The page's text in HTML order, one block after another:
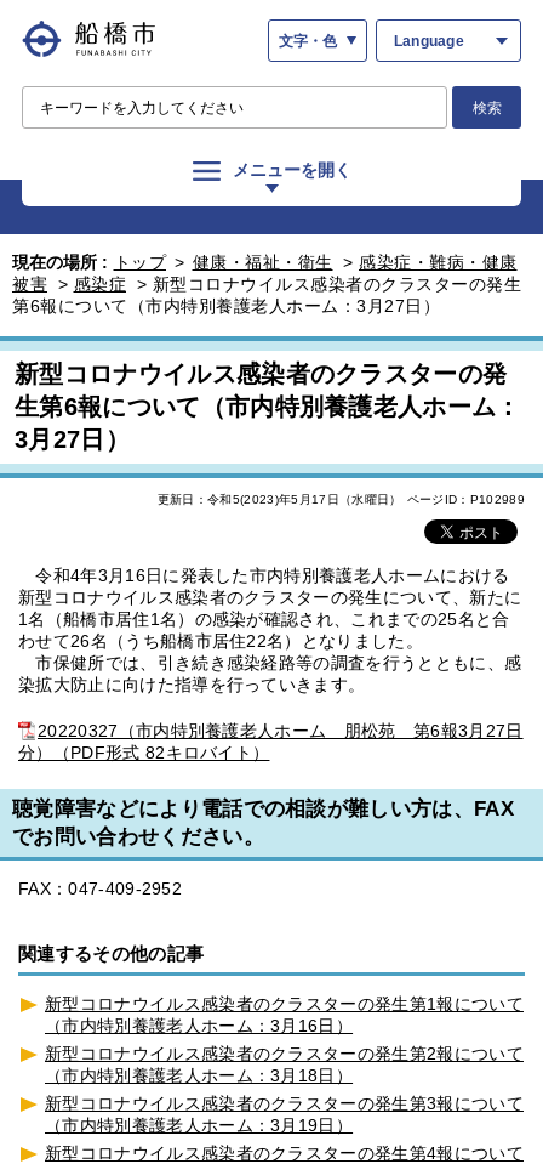
文字・色 Language
検索
メニューを開く
現在の場所 : トップ > 健康・福祉・衛生 > 感染症・難病・健康
被害 > 感染症 > 新型コロナウイルス感染者のクラスターの発生
第6報について（市内特別養護老人ホーム：3月27日）
新型コロナウイルス感染者のクラスターの発
生第6報について（市内特別養護老人ホーム：
3月27日）
更新日：令和5(2023)年5月17日（水曜日） ページID：P102989
令和4年3月16日に発表した市内特別養護老人ホームにおける
新型コロナウイルス感染者のクラスターの発生について、新たに
1名（船橋市居住1名）の感染が確認され、これまでの25名と合
わせて26名（うち船橋市居住22名）となりました。
市保健所では、引き続き感染経路等の調査を行うとともに、感
染拡大防止に向けた指導を行っていきます。
20220327（市内特別養護老人ホーム 朋松苑 第6報3月27日
分）（PDF形式 82キロバイト）
聴覚障害などにより電話での相談が難しい方は、FAX
でお問い合わせください。
FAX：047-409-2952
関連するその他の記事
新型コロナウイルス感染者のクラスターの発生第1報について
（市内特別養護老人ホーム：3月16日）
新型コロナウイルス感染者のクラスターの発生第2報について
（市内特別養護老人ホーム：3月18日）
新型コロナウイルス感染者のクラスターの発生第3報について
（市内特別養護老人ホーム：3月19日）
新型コロナウイルス感染者のクラスターの発生第4報について